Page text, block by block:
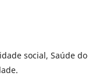
social, Saúde do